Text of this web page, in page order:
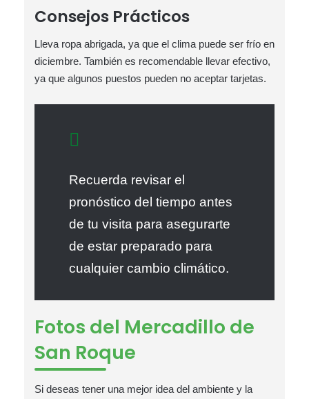
Consejos Prácticos
Lleva ropa abrigada, ya que el clima puede ser frío en
diciembre. También es recomendable llevar efectivo,
ya que algunos puestos pueden no aceptar tarjetas.
Recuerda revisar el
pronóstico del tiempo antes
de tu visita para asegurarte
de estar preparado para
cualquier cambio climático.
Fotos del Mercadillo de
San Roque
Si deseas tener una mejor idea del ambiente y la